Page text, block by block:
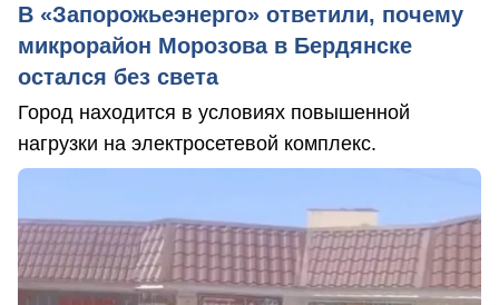
В «Запорожьеэнерго» ответили, почему
микрорайон Морозова в Бердянске
остался без света
Город находится в условиях повышенной
нагрузки на электросетевой комплекс.